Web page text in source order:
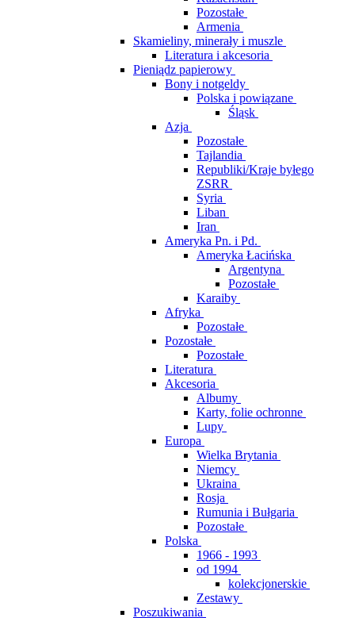
Pozostałe
Armenia
Skamieliny, minerały i muszle
Literatura i akcesoria
Pieniądz papierowy
Bony i notgeldy
Polska i powiązane
Śląsk
Azja
Pozostałe
Tajlandia
Republiki/Kraje byłego
ZSRR
Syria
Liban
Iran
Ameryka Pn. i Pd.
Ameryka Łacińska
Argentyna
Pozostałe
Karaiby
Afryka
Pozostałe
Pozostałe
Pozostałe
Literatura
Akcesoria
Albumy
Karty, folie ochronne
Lupy
Europa
Wielka Brytania
Niemcy
Ukraina
Rosja
Rumunia i Bułgaria
Pozostałe
Polska
1966 - 1993
od 1994
kolekcjonerskie
Zestawy
Poszukiwania